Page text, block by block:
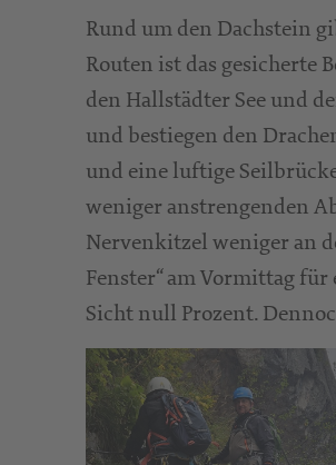
Rund um den Dachstein
Routen ist das gesicherte
den Hallstädter See und
und bestiegen den
und eine luftige
weniger anstrengenden
Nervenkitzel weniger an
Fenster“ am Vormittag
Sicht null Prozent.